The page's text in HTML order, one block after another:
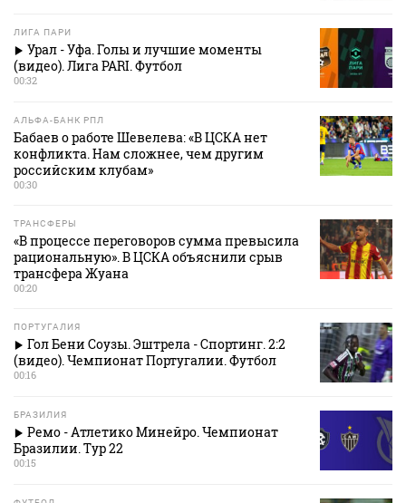
ЛИГА ПАРИ
Урал - Уфа. Голы и лучшие моменты
(видео). Лига PARI. Футбол
00:32
АЛЬФА-БАНК РПЛ
Бабаев о работе Шевелева: «В ЦСКА нет
конфликта. Нам сложнее, чем другим
российским клубам»
00:30
ТРАНСФЕРЫ
«В процессе переговоров сумма превысила
рациональную». В ЦСКА объяснили срыв
трансфера Жуана
00:20
ПОРТУГАЛИЯ
Гол Бени Соузы. Эштрела - Спортинг. 2:2
(видео). Чемпионат Португалии. Футбол
00:16
БРАЗИЛИЯ
Ремо - Атлетико Минейро. Чемпионат
Бразилии. Тур 22
00:15